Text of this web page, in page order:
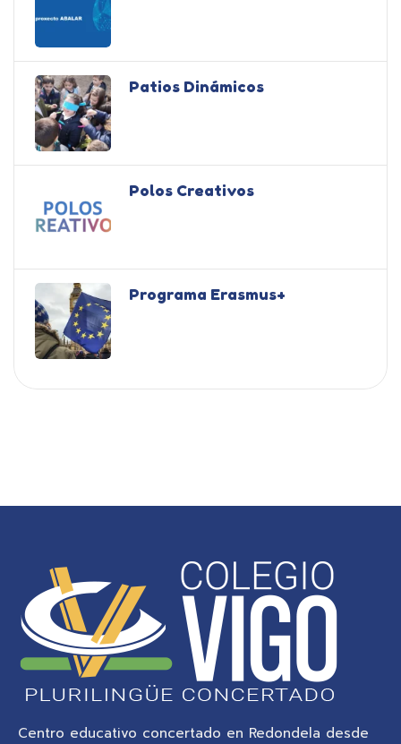
Patios Dinámicos
Polos Creativos
Programa Erasmus+
Centro educativo concertado en Redondela desde